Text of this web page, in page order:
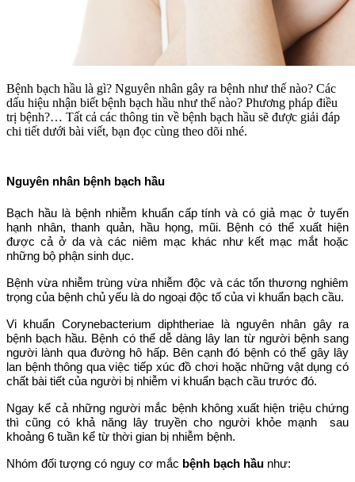
Bệnh bạch hầu là gì? Nguyên nhân gây ra bệnh như thế nào? Các
dấu hiệu nhận biết bệnh bạch hầu như thế nào? Phương pháp điều
trị bệnh?… Tất cả các thông tin về bệnh bạch hầu sẽ được giải đáp
chi tiết dưới bài viết, bạn đọc cùng theo dõi nhé.
Nguyên nhân bệnh bạch hầu
Bạch hầu là bệnh nhiễm khuẩn cấp tính và có giả mạc ở tuyến
hạnh nhân, thanh quản, hầu họng, mũi. Bệnh có thể xuất hiện
được cả ở da và các niêm mạc khác như kết mạc mắt hoặc
những bộ phận sinh dục.
Bệnh vừa nhiễm trùng vừa nhiễm độc và các tổn thương nghiêm
trọng của bệnh chủ yếu là do ngoại độc tố của vi khuẩn bạch cầu.
Vi khuẩn Corynebacterium diphtheriae là nguyên nhân gây ra
bệnh bạch hầu. Bệnh có thể dễ dàng lây lan từ người bệnh sang
người lành qua đường hô hấp. Bên cạnh đó bệnh có thể gây lây
lan bệnh thông qua việc tiếp xúc đồ chơi hoặc những vật dụng có
chất bài tiết của người bị nhiễm vi khuẩn bạch cầu trước đó.
Ngay kể cả những người mắc bệnh không xuất hiện triệu chứng
thì cũng có khả năng lây truyền cho người khỏe mạnh sau
khoảng 6 tuần kể từ thời gian bị nhiễm bệnh.
Nhóm đối tượng có nguy cơ mắc bệnh bạch hầu như: